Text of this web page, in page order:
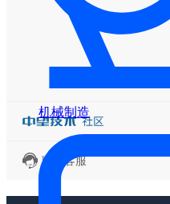
机械制造
联系客服